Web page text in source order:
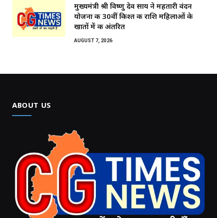
मुख्यमंत्री श्री विष्णु देव साय ने महतारी वंदन
योजना की 30वीं किश्त की राशि महिलाओं के
खातों में की अंतरित
AUGUST 7, 2026
ABOUT US